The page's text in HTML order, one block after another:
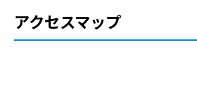
アクセスマップ